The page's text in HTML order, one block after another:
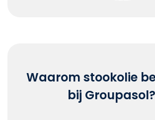
Waarom stookolie
bij Groupasol?